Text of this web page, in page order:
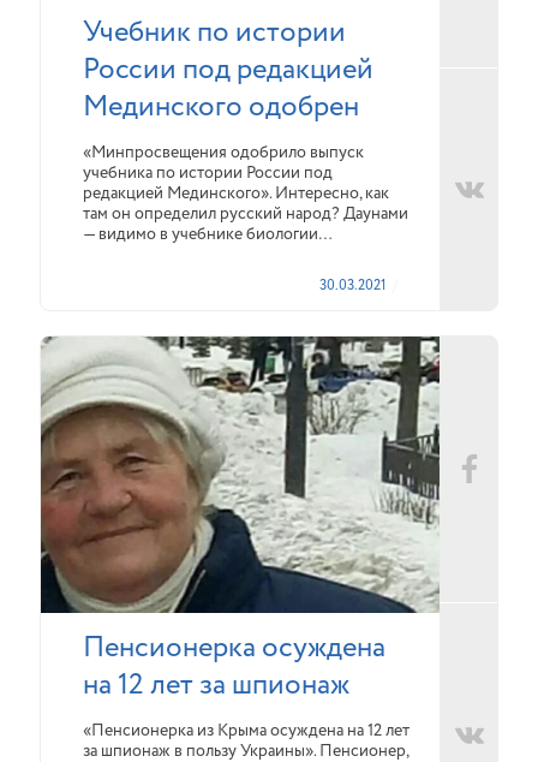
Учебник по истории
России под редакцией
Мединского одобрен
«Минпросвещения одобрило выпуск
учебника по истории России под
редакцией Мединского». Интересно, как
там он определил русский народ? Даунами
— видимо в учебнике биологии…
30.03.2021
Пенсионерка осуждена
на 12 лет за шпионаж
«Пенсионерка из Крыма осуждена на 12 лет
за шпионаж в пользу Украины». Пенсионер,